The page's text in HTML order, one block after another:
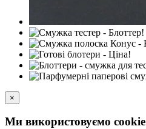
×
Ми використовуємо cookie